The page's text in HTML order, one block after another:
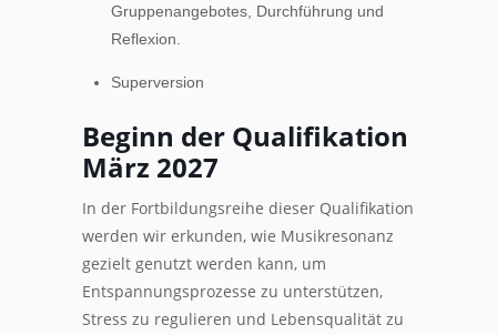
Gruppenangebotes, Durchführung und
Reflexion.
Superversion
Beginn der Qualifikation
März 2027
In der Fortbildungsreihe dieser Qualifikation
werden wir erkunden, wie Musikresonanz
gezielt genutzt werden kann, um
Entspannungsprozesse zu unterstützen,
Stress zu regulieren und Lebensqualität zu